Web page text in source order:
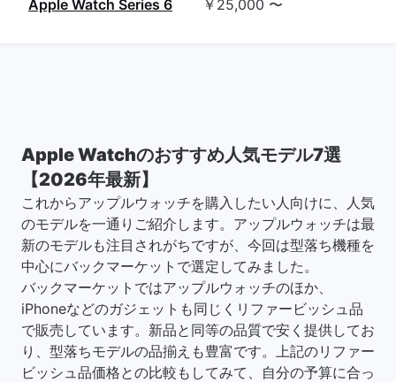
Apple Watch Series 6 ￥25,000 〜
Apple Watchのおすすめ人気モデル7選
【2026年最新】
これからアップルウォッチを購入したい人向けに、人気
のモデルを一通りご紹介します。アップルウォッチは最
新のモデルも注目されがちですが、今回は型落ち機種を
中心にバックマーケットで選定してみました。
バックマーケットではアップルウォッチのほか、
iPhoneなどのガジェットも同じくリファービッシュ品
で販売しています。新品と同等の品質で安く提供してお
り、型落ちモデルの品揃えも豊富です。上記のリファー
ビッシュ品価格との比較もしてみて、自分の予算に合っ